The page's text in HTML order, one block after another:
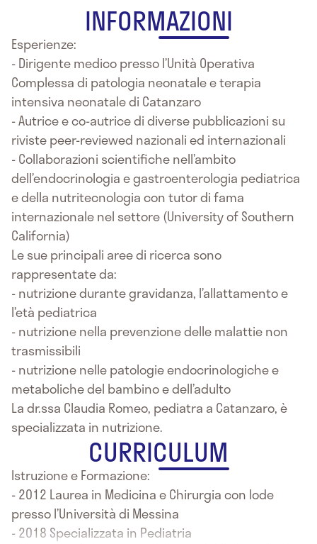
INFORMAZIONI
Esperienze:
- Dirigente medico presso l’Unità Operativa
Complessa di patologia neonatale e terapia
intensiva neonatale di Catanzaro
- Autrice e co-autrice di diverse pubblicazioni su
riviste peer-reviewed nazionali ed internazionali
- Collaborazioni scientifiche nell’ambito
dell’endocrinologia e gastroenterologia pediatrica
e della nutritecnologia con tutor di fama
internazionale nel settore (University of Southern
California)
Le sue principali aree di ricerca sono
rappresentate da:
- nutrizione durante gravidanza, l’allattamento e
l’età pediatrica
- nutrizione nella prevenzione delle malattie non
trasmissibili
- nutrizione nelle patologie endocrinologiche e
metaboliche del bambino e dell’adulto
La dr.ssa Claudia Romeo, pediatra a Catanzaro, è
specializzata in nutrizione.
CURRICULUM
Istruzione e Formazione:
- 2012 Laurea in Medicina e Chirurgia con lode
presso l’Università di Messina
- 2018 Specializzata in Pediatria